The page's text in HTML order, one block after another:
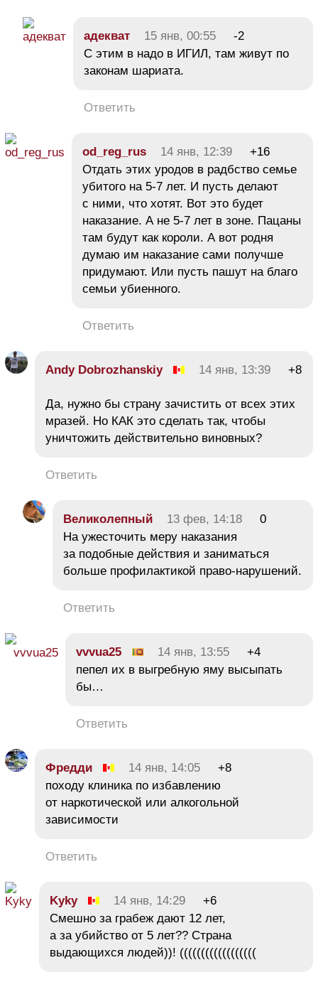
адекват 15 янв, 00:55
-2
С этим в надо в ИГИЛ, там живут по
законам шариата.
Ответить
od_reg_rus 14 янв, 12:39
+16
Отдать этих уродов в радбство семье
убитого на 5-7 лет. И пусть делают
с ними, что хотят. Вот это будет
наказание. А не 5-7 лет в зоне. Пацаны
там будут как короли. А вот родня
думаю им наказание сами получше
придумают. Или пусть пашут на благо
семьи убиенного.
Ответить
Andy Dobrozhanskiy 14 янв, 13:39 +8
Да, нужно бы страну зачистить от всех этих
мразей. Но КАК это сделать так, чтобы
уничтожить действительно виновных?
Ответить
Великолепный 13 фев, 14:18
0
На ужесточить меру наказания
за подобные действия и заниматься
больше профилактикой право-нарушений.
Ответить
vvvua25 14 янв, 13:55
+4
пепел их в выгребную яму высыпать
бы…
Ответить
Фредди 14 янв, 14:05
+8
походу клиника по избавлению
от наркотической или алкогольной
зависимости
Ответить
Kyky 14 янв, 14:29
+6
Смешно за грабеж дают 12 лет,
а за убийство от 5 лет?? Страна
выдающихся людей))! ((((((((((((((((((